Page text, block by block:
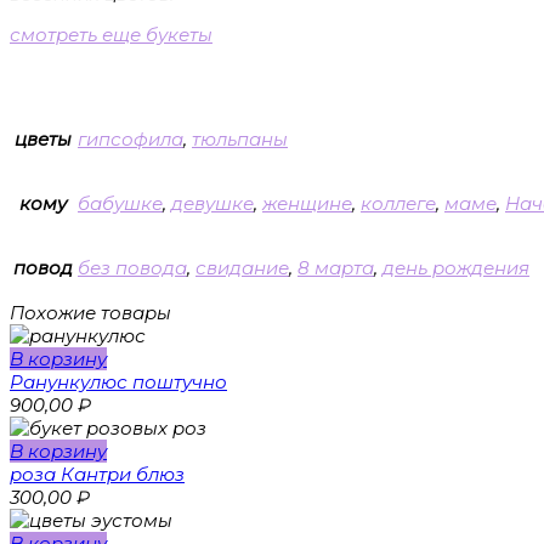
смотреть еще букеты
цветы гипсофила, тюльпаны
кому бабушке, девушке, женщине, коллеге, маме,
повод без повода, свидание, 8 марта, день рождения
Похожие товары
В корзину
Ранункулюс поштучно
900,00 ₽
В корзину
роза Кантри блюз
300,00 ₽